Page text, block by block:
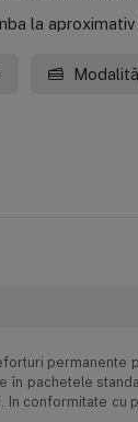
la
permanente
în pachetele
In conformitate